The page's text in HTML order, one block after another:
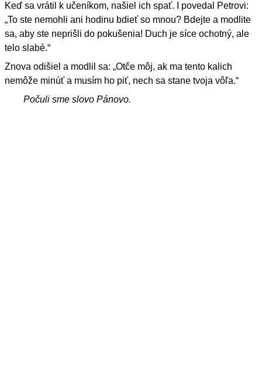
Keď sa vrátil k učeníkom, našiel ich spať. I povedal Petrovi:
„To ste nemohli ani hodinu bdieť so mnou? Bdejte a modlite
sa, aby ste neprišli do pokušenia! Duch je síce ochotný, ale
telo slabé.“
Znova odišiel a modlil sa: „Otče môj, ak ma tento kalich
nemôže minúť a musím ho piť, nech sa stane tvoja vôľa.“
Počuli sme slovo Pánovo.